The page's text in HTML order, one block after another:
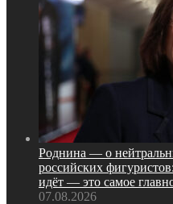
Роднина — о
российских
идёт — это самое
07.08.2026